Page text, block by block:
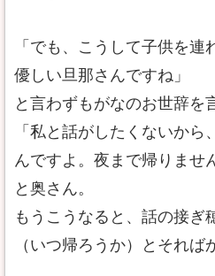
「でも、こうして子供を連
優しい旦那さんですね」
と言わずもがなのお世辞を
「私と話がしたくないか
んですよ。夜まで帰りませ
と奥さん。
もうこうなると、話の接ぎ
（いつ帰ろうか）とそれば